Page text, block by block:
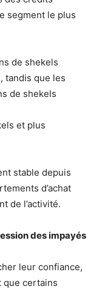
segment le plus
de shekels
tandis que les
de shekels
et plus
stable depuis
d’achat
de l’activité.
des impayés
leur confiance,
que certains